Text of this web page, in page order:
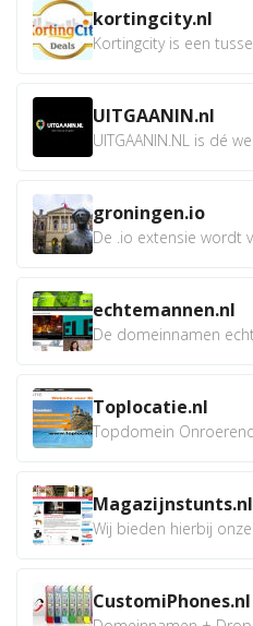
kortingcity.nl
UITGAANIN.nl
groningen.io
echtemannen.nl
Toplocatie.nl
Magazijnstunts.nl
CustomiPhones.nl